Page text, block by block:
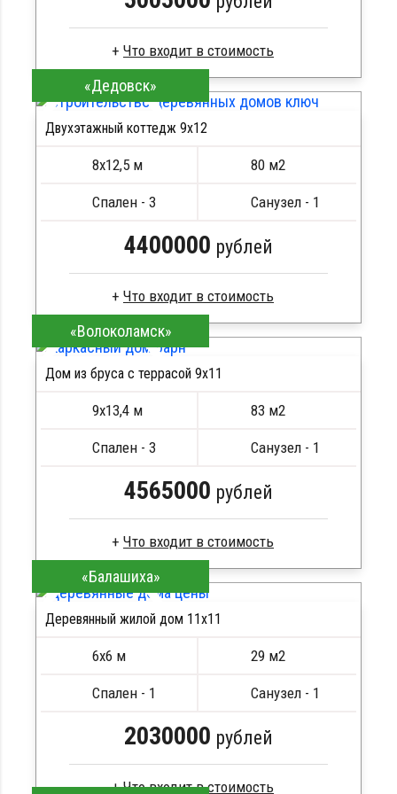
Сухой брус
Стропила, балки 50х200 мм
Кровля металлочерепица
Сборка на березовые нагеля, джут
Металлические сваи 108 диаметр
ПОДРОБНЕЕ
«Дедовск»
Двухэтажный коттедж 9х12
8х12,5 м 80 м2
Спален - 3 Санузел - 1
4400000 рублей
Брус камерной сушки
Стропила, балки 50х200 мм
Кровля металлочерепица
Сборка на березовые нагеля, джут
Металлические сваи 108 диаметр
ПОДРОБНЕЕ
«Волоколамск»
Дом из бруса с террасой 9х11
9х13,4 м 83 м2
Спален - 3 Санузел - 1
4565000 рублей
Клееный брус
Стропила, балки 50х200 мм
Кровля металлочерепица
Сборка на березовые нагеля, джут
Металлические сваи 108 диаметр
ПОДРОБНЕЕ
«Балашиха»
Деревянный жилой дом 11х11
6х6 м 29 м2
Спален - 1 Санузел - 1
2030000 рублей